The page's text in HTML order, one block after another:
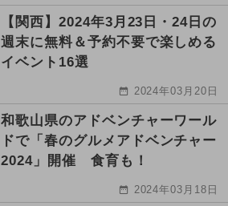
【関西】2024年3月23日・24日の
週末に無料＆予約不要で楽しめる
イベント16選
2024年03月20日
和歌山県のアドベンチャーワール
ドで「春のグルメアドベンチャー
2024」開催 食育も！
2024年03月18日